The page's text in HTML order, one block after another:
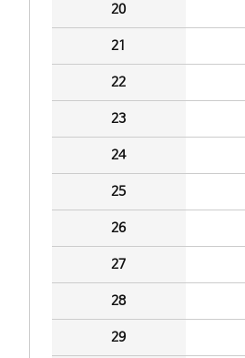
20
21
22
23
24
25
26
27
28
29